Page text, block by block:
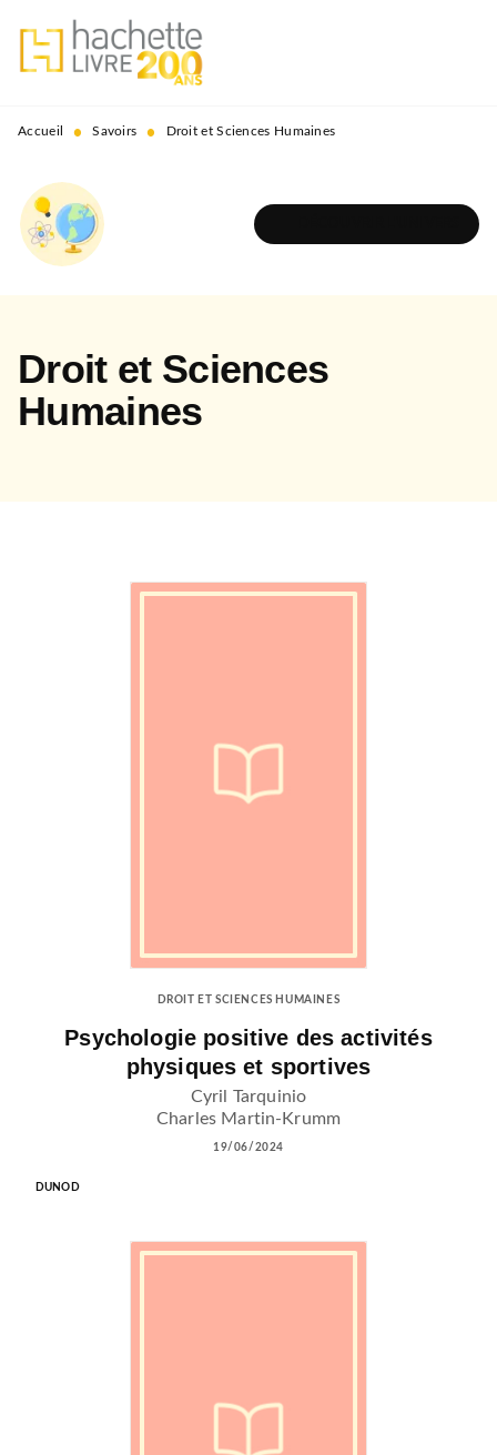
MENU RECHERCHE
PIED DE PAGE
Accueil • Savoirs • Droit et Sciences Humaines
Droit et Sciences
Humaines
DROIT ET SCIENCES HUMAINES
Psychologie positive des activités
physiques et sportives
Cyril Tarquinio
Charles Martin-Krumm
19/06/2024
DUNOD